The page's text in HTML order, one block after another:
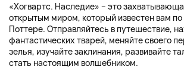
«Хогвартс. Наследие» – это
открытым миром, который известен вам по
Поттере. Отправляйтесь в путешествие,
фантастических тварей, меняйте своего
зелья, изучайте заклинания, развивайте
стать настоящим волшебником.